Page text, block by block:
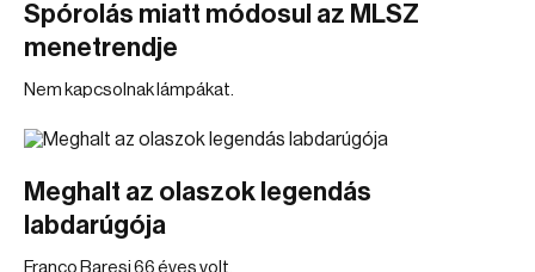
Spórolás miatt módosul az MLSZ
menetrendje
Nem kapcsolnak lámpákat.
Meghalt az olaszok legendás
labdarúgója
Franco Baresi 66 éves volt.